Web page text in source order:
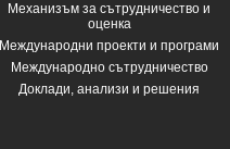
Механизъм за сътрудничество и
оценка
Международни проекти и програми
Международно сътрудничество
Доклади, анализи и решения